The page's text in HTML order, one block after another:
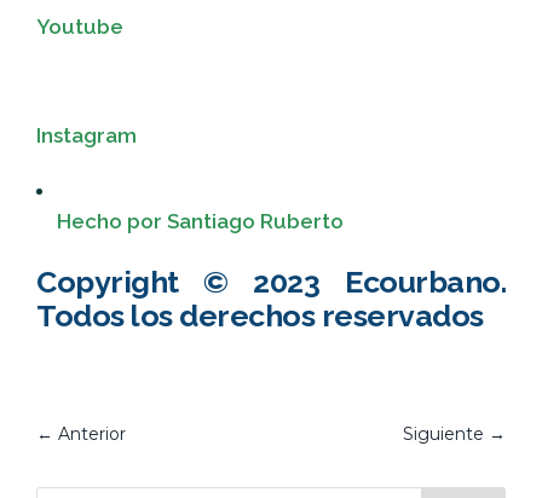
Youtube
Instagram
Hecho por Santiago Ruberto
Copyright © 2023 Ecourbano.
Todos los derechos reservados
← Anterior Siguiente →